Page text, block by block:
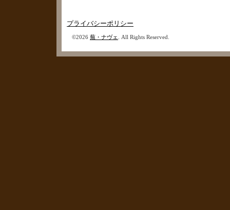
プライバシーポリシー
©2026 蕪・ナヴェ . All Rights Reserved.